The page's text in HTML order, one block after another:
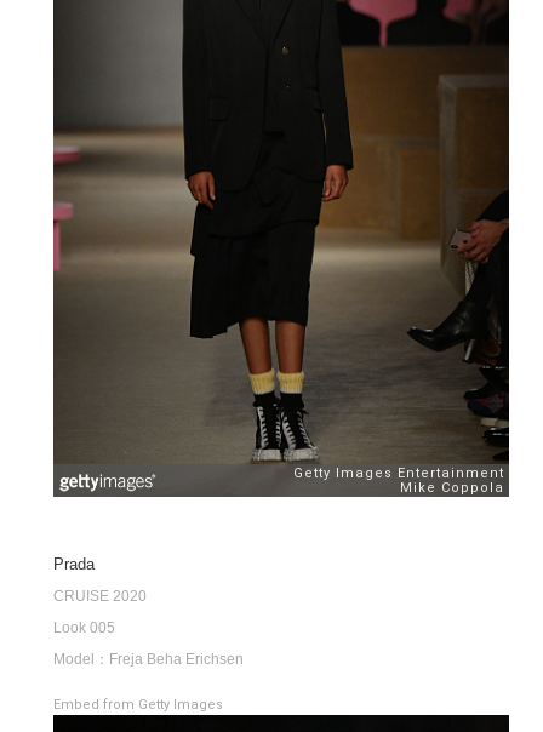
Prada
CRUISE 2020
Look 005
Model：Freja Beha Erichsen
Embed from Getty Images